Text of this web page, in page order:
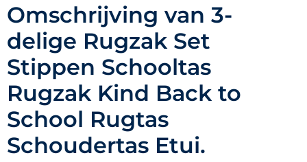
Omschrijving van 3-
delige Rugzak Set
Stippen Schooltas
Rugzak Kind Back to
School Rugtas
Schoudertas Etui.